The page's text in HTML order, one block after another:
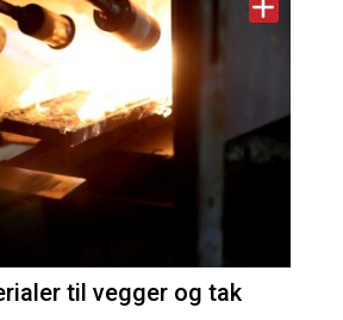
til vegger og tak